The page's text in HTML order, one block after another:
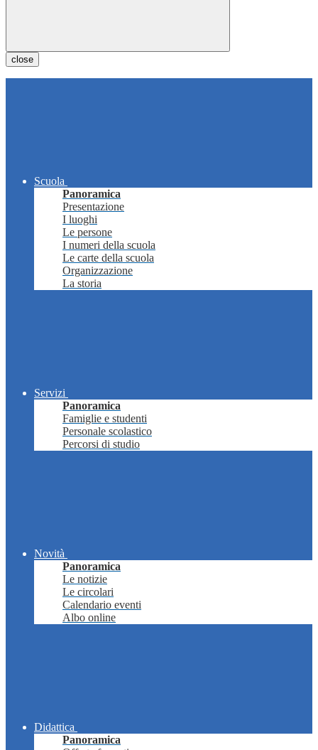
close
Scuola
Panoramica
Presentazione
I luoghi
Le persone
I numeri della scuola
Le carte della scuola
Organizzazione
La storia
Servizi
Panoramica
Famiglie e studenti
Personale scolastico
Percorsi di studio
Novità
Panoramica
Le notizie
Le circolari
Calendario eventi
Albo online
Didattica
Panoramica